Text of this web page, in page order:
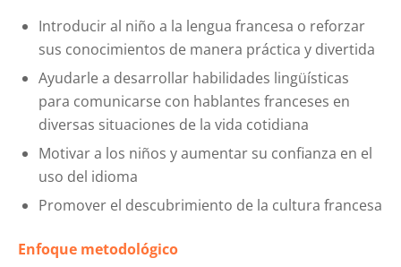
Introducir al niño a la lengua francesa o reforzar
sus conocimientos de manera práctica y divertida
Ayudarle a desarrollar habilidades lingüísticas
para comunicarse con hablantes franceses en
diversas situaciones de la vida cotidiana
Motivar a los niños y aumentar su confianza en el
uso del idioma
Promover el descubrimiento de la cultura francesa
Enfoque metodológico